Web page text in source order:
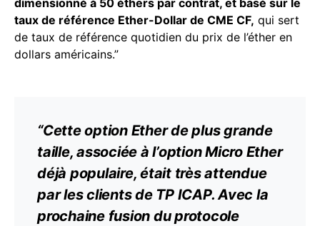
dimensionné à 50 éthers par contrat, et basé sur le
taux de référence Ether-Dollar de CME CF, qui sert
de taux de référence quotidien du prix de l’éther en
dollars américains.”
“Cette option Ether de plus grande
taille, associée à l’option Micro Ether
déjà populaire, était très attendue
par les clients de TP ICAP. Avec la
prochaine fusion du protocole